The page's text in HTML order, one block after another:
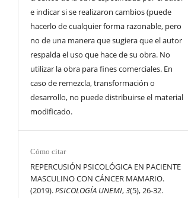
e indicar si se realizaron cambios (puede
hacerlo de cualquier forma razonable, pero
no de una manera que sugiera que el autor
respalda el uso que hace de su obra. No
utilizar la obra para fines comerciales. En
caso de remezcla, transformación o
desarrollo, no puede distribuirse el material
modificado.
Cómo citar
REPERCUSIÓN PSICOLÓGICA EN PACIENTE
MASCULINO CON CÁNCER MAMARIO.
(2019).PSICOLOGÍA UNEMI,3(5), 26-32.